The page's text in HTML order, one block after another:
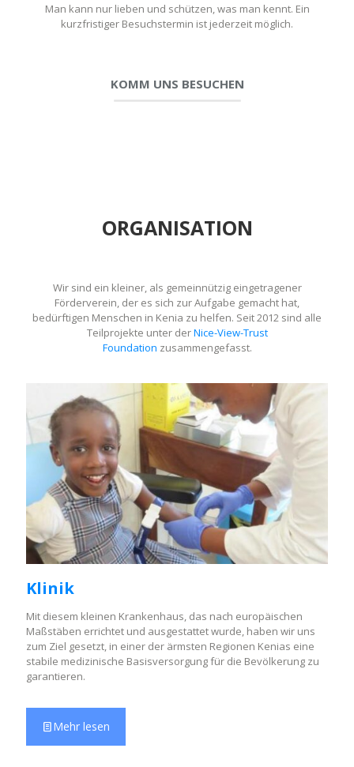
Man kann nur lieben und schützen, was man kennt. Ein
kurzfristiger Besuchstermin ist jederzeit möglich.
KOMM UNS BESUCHEN
ORGANISATION
Wir sind ein kleiner, als gemeinnützig eingetragener
Förderverein, der es sich zur Aufgabe gemacht hat,
bedürftigen Menschen in Kenia zu helfen. Seit 2012 sind alle
Teilprojekte unter derNice-View-Trust
Foundation zusammengefasst.
Klinik
Mit diesem kleinen Krankenhaus, das nach europäischen
Maßstäben errichtet und ausgestattet wurde, haben wir uns
zum Ziel gesetzt, in einer der ärmsten Regionen Kenias eine
stabile medizinische Basisversorgung für die Bevölkerung zu
garantieren.
Mehr lesen